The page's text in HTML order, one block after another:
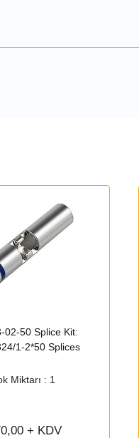
02-50 Splice Kit:
1-2*50 Splices
Miktarı : 1
+ KDV